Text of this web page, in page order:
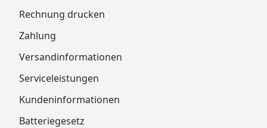
Rechnung drucken
Zahlung
Versandinformationen
Serviceleistungen
Kundeninformationen
Batteriegesetz